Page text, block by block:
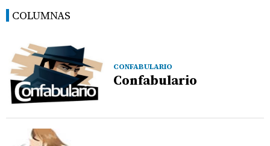
COLUMNAS
CONFABULARIO
Confabulario